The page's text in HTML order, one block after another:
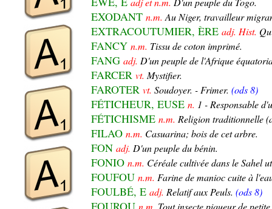
EXODANT n.m. Au Niger, travailleur
EXTRACOUTUMIER, ÈRE adj. Hist.
FANCY n.m. Tissu de coton imprimé.
FANG adj. D'un peuple de l'Afrique
FARCER vt. Mystifier.
FAROTER vt. Soudoyer. - Frimer. (ods 8)
FÉTICHEUR, EUSE n. 1 - Responsable
FÉTICHISME n.m. Religion traditionnelle
FILAO n.m. Casuarina; bois de cet arbre.
FON adj. D'un peuple du bénin.
FONIO n.m. Céréale cultivée dans le Sahel
FOUFOU n.m. Farine de manioc cuite à
FOULBÉ, E adj. Relatif aux Peuls. (ods 8)
FOUROU n.m. Tout insecte piqueur de